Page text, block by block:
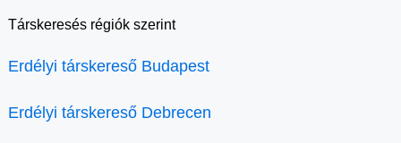
Társkeresés régiók szerint
Erdélyi társkereső Budapest
Erdélyi társkereső Debrecen